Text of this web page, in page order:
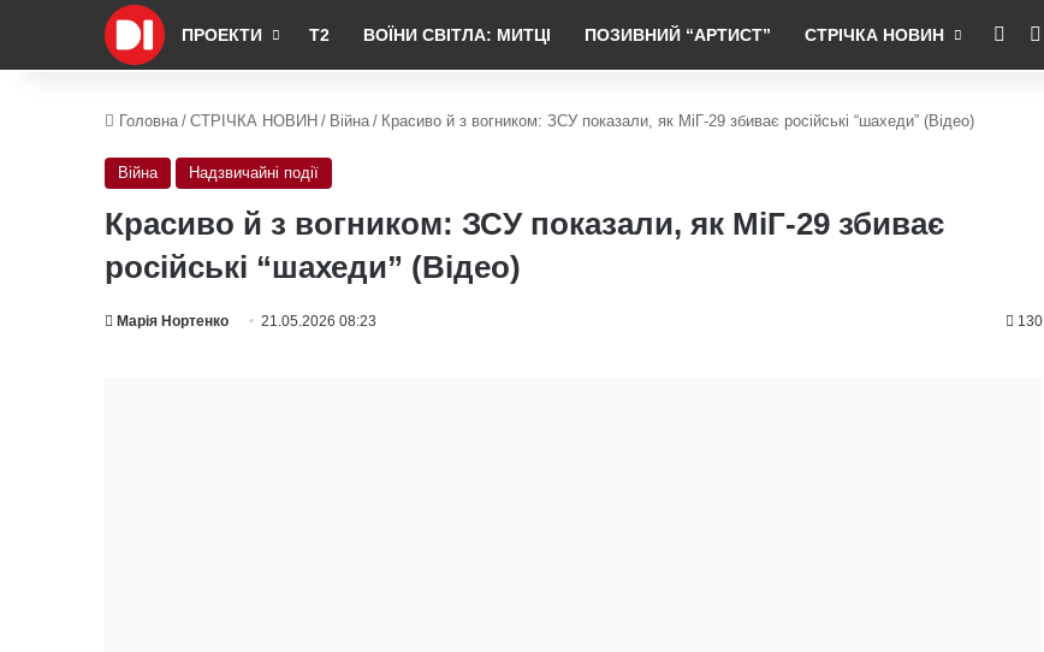
ПРОЕКТИ Т2 ВОЇНИ СВІТЛА: МИТЦІ ПОЗИВНИЙ “АРТИСТ” СТРІЧКА НОВИН RSS
Головна / СТРІЧКА НОВИН / Війна / Красиво й з вогником: ЗСУ показали, як МіГ-29 збиває російські “шахеди” (Відео)
Війна Надзвичайні події
Красиво й з вогником: ЗСУ показали, як МіГ-29 збиває
російські “шахеди” (Відео)
Марія Нортенко 21.05.2026 08:23 130